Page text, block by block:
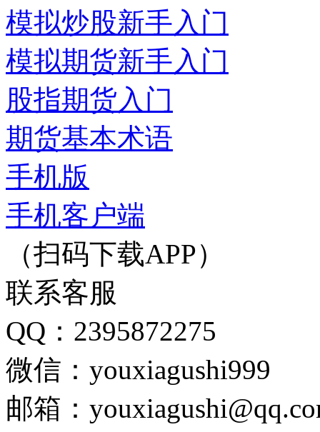
模拟炒股新手入门
模拟期货新手入门
股指期货入门
期货基本术语
手机版
手机客户端
（扫码下载APP）
联系客服
QQ：2395872275
微信：youxiagushi999
邮箱：